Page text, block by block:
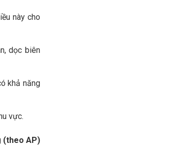
này cho
dọc biên
khả năng
vực.
(theo AP)